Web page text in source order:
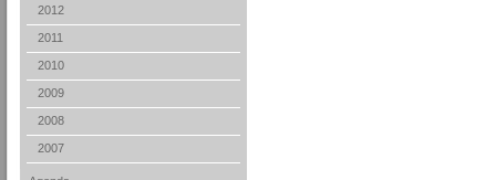
2012
2011
2010
2009
2008
2007